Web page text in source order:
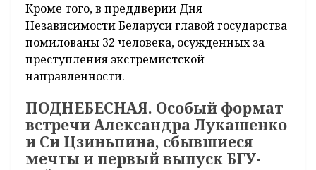
Кроме того, в преддверии Дня
Независимости Беларуси главой государства
помилованы 32 человека, осужденных за
преступления экстремистской
направленности.
ПОДНЕБЕСНАЯ. Особый формат
встречи Александра Лукашенко
и Си Цзиньпина, сбывшиеся
мечты и первый выпуск БГУ-